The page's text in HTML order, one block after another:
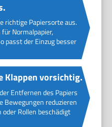
richtige Papiersorte aus.
Normalpapier,
passt der Einzug besser
Klappen vorsichtig.
Entfernen des Papiers
Bewegungen reduzieren
Rollen beschädigt